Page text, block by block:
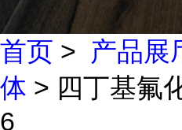
首页 > 产品展
体 > 四丁基氟
6